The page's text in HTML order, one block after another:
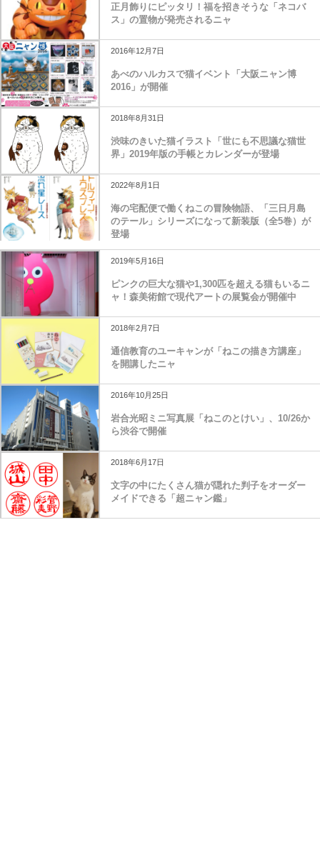
正月飾りにピッタリ！福を招きそうな「ネコバ
ス」の置物が発売されるニャ
2016年12月7日
あべのハルカスで猫イベント「大阪ニャン博
2016」が開催
2018年8月31日
渋味のきいた猫イラスト「世にも不思議な猫世
界」2019年版の手帳とカレンダーが登場
2022年8月1日
海の宅配便で働くねこの冒険物語、「三日月島
のテール」シリーズになって新装版（全5巻）が
登場
2019年5月16日
ピンクの巨大な猫や1,300匹を超える猫もいるニ
ャ！森美術館で現代アートの展覧会が開催中
2018年2月7日
通信教育のユーキャンが「ねこの描き方講座」
を開講したニャ
2016年10月25日
岩合光昭ミニ写真展「ねこのとけい」、10/26か
ら渋谷で開催
2018年6月17日
文字の中にたくさん猫が隠れた判子をオーダー
メイドできる「超ニャン鑑」